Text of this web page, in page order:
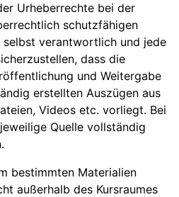
Urheberrechte bei der
schutzfähigen
selbst verantwortlich und jede
dass die
und Weitergabe
erstellten Auszügen aus
Videos etc. vorliegt. Bei
Quelle vollständig
bestimmten Materialien
außerhalb des Kursraumes